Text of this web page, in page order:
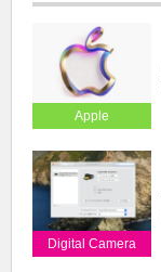
Apple
Digital Camera